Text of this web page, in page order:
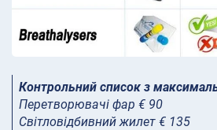
Контрольний список з
Перетворювачі фар € 90
Світловідбивний жилет € 135